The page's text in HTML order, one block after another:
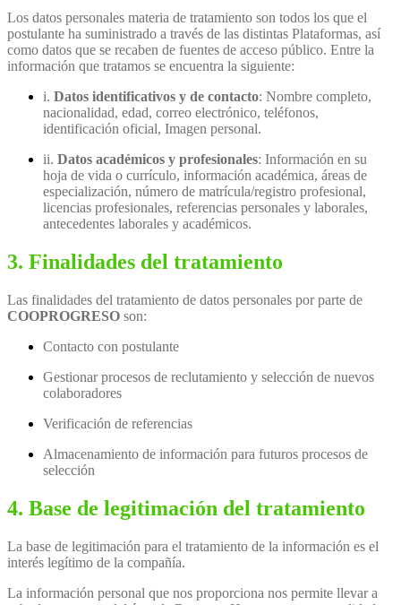
Los datos personales materia de tratamiento son todos los que el
postulante ha suministrado a través de las distintas Plataformas, así
como datos que se recaben de fuentes de acceso público. Entre la
información que tratamos se encuentra la siguiente:
i. Datos identificativos y de contacto: Nombre completo,
nacionalidad, edad, correo electrónico, teléfonos,
identificación oficial, Imagen personal.
ii. Datos académicos y profesionales: Información en su
hoja de vida o currículo, información académica, áreas de
especialización, número de matrícula/registro profesional,
licencias profesionales, referencias personales y laborales,
antecedentes laborales y académicos.
3. Finalidades del tratamiento
Las finalidades del tratamiento de datos personales por parte de
COOPROGRESO son:
Contacto con postulante
Gestionar procesos de reclutamiento y selección de nuevos
colaboradores
Verificación de referencias
Almacenamiento de información para futuros procesos de
selección
4. Base de legitimación del tratamiento
La base de legitimación para el tratamiento de la información es el
interés legítimo de la compañía.
La información personal que nos proporciona nos permite llevar a